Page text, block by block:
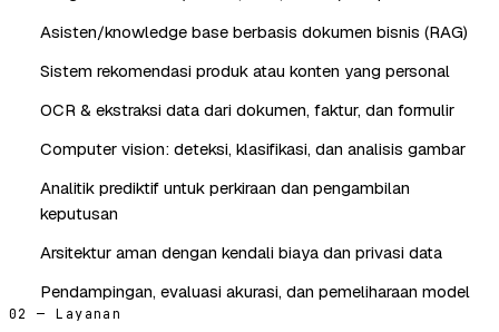
Asisten/knowledge base berbasis dokumen bisnis (RAG)
Sistem rekomendasi produk atau konten yang personal
OCR & ekstraksi data dari dokumen, faktur, dan formulir
Computer vision: deteksi, klasifikasi, dan analisis gambar
Analitik prediktif untuk perkiraan dan pengambilan
keputusan
Arsitektur aman dengan kendali biaya dan privasi data
Pendampingan, evaluasi akurasi, dan pemeliharaan model
02 — Layanan